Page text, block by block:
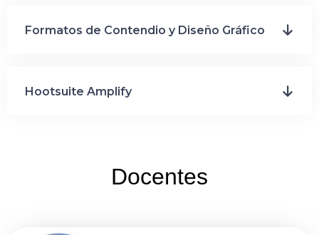
Formatos de Contendio y Diseño Gráfico
Hootsuite Amplify
Docentes